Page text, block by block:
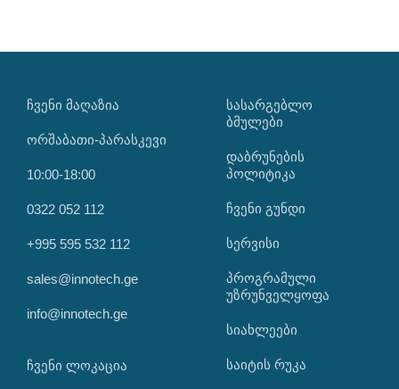
ᲩᲕᲔᲜᲘ ᲛᲐᲦᲐᲖᲘᲐ
ორშაბათი-პარასკევი
10:00-18:00
0322 052 112
+995 595 532 112
sales@innotech.ge
info@innotech.ge
ჩვენი ლოკაცია
ᲡᲐᲡᲐᲠᲒᲔᲑᲚᲝ
ᲑᲛᲣᲚᲔᲑᲘ
დაბრუნების
პოლიტიკა
ჩვენი გუნდი
სერვისი
პროგრამული
უზრუნველყოფა
სიახლეები
საიტის რუკა